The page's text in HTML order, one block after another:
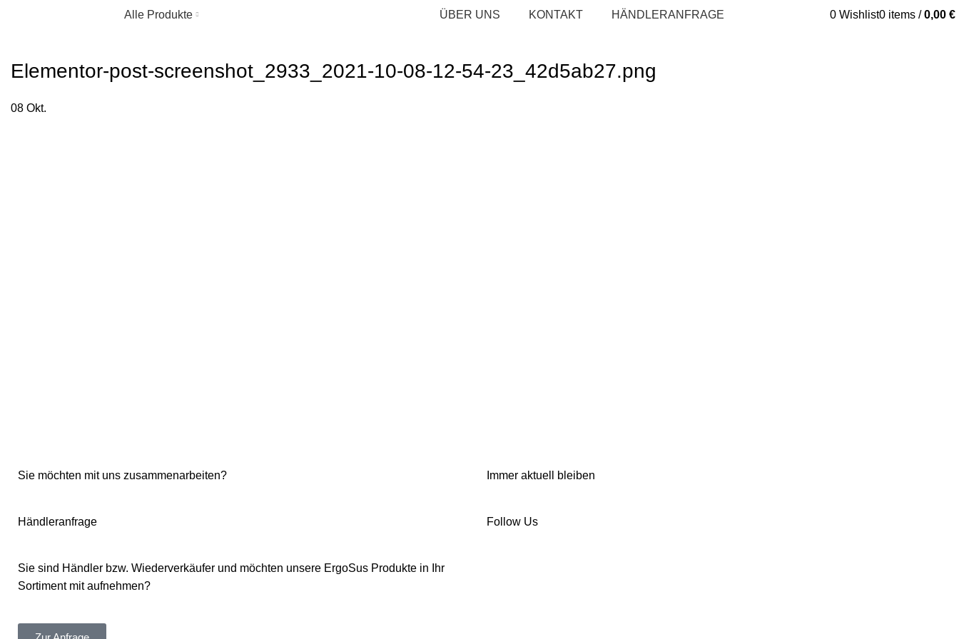
Alle Produkte ÜBER UNS KONTAKT HÄNDLERANFRAGE 0 Wishlist0 items / 0,00 €
Elementor-post-screenshot_2933_2021-10-08-12-54-23_42d5ab27.png
08 Okt.
Sie möchten mit uns zusammenarbeiten?
Händleranfrage
Sie sind Händler bzw. Wiederverkäufer und möchten unsere ErgoSus Produkte in Ihr
Sortiment mit aufnehmen?
Immer aktuell bleiben
Follow Us